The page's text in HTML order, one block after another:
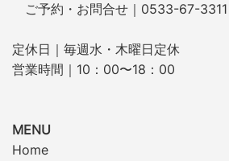
ご予約・お問合せ｜0533-67-3311
定休日｜毎週水・木曜日定休
営業時間｜10：00〜18：00
MENU
Home